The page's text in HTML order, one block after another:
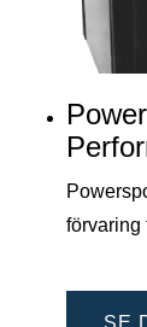
förvaring
SE